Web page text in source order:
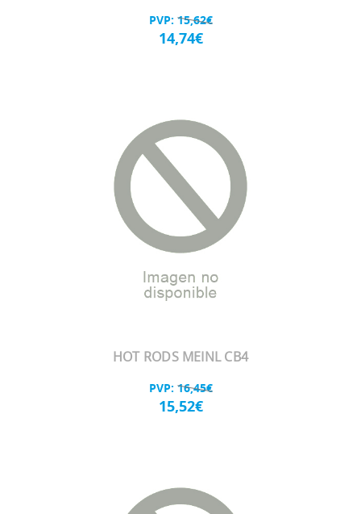
PVP: 15,62€
14,74€
HOT RODS MEINL CB4
PVP: 16,45€
15,52€